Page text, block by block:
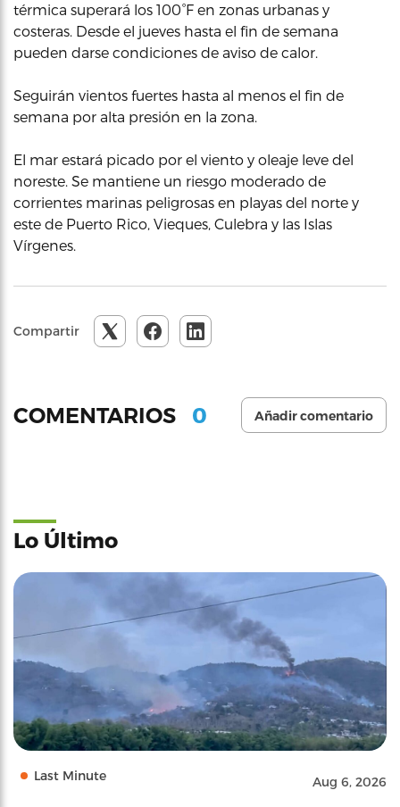
térmica superará los 100°F en zonas urbanas y
costeras. Desde el jueves hasta el fin de semana
pueden darse condiciones de aviso de calor.
Seguirán vientos fuertes hasta al menos el fin de
semana por alta presión en la zona.
El mar estará picado por el viento y oleaje leve del
noreste. Se mantiene un riesgo moderado de
corrientes marinas peligrosas en playas del norte y
este de Puerto Rico, Vieques, Culebra y las Islas
Vírgenes.
Compartir
COMENTARIOS 0 Añadir comentario
Lo Último
Last Minute Aug 6, 2026